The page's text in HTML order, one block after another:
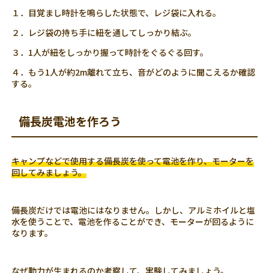
１．目覚まし時計を鳴らした状態で、レジ袋に入れる。
２．レジ袋の持ち手に紐を通してしっかり結ぶ。
３．1人が紐をしっかり握って時計をぐるぐる回す。
４．もう1人が約2m離れて立ち、音がどのように聞こえるか確認
する。
備長炭電池を作ろう
キャンプなどで使用する備長炭を使って電池を作り、モーターを
回してみましょう。
備長炭だけでは電池にはなりません。しかし、アルミホイルと塩
水を使うことで、電池を作ることができ、モーターが回るように
なります。